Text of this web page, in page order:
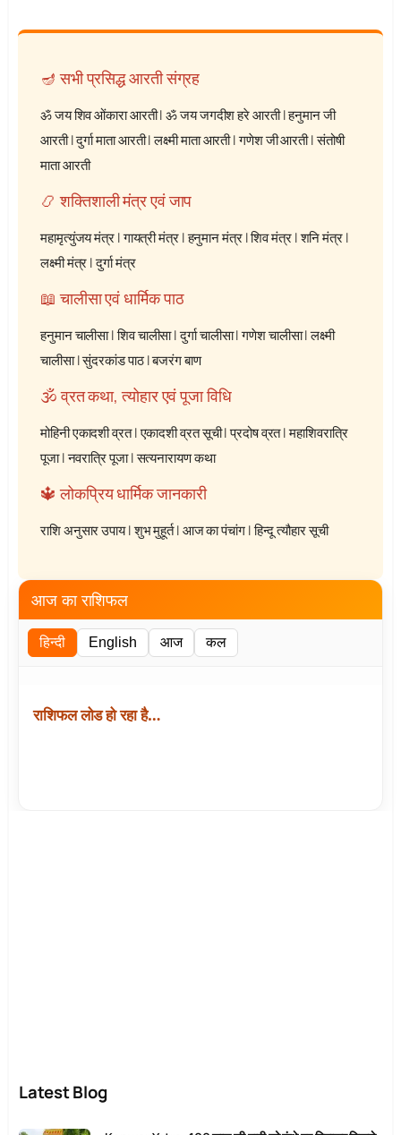
🪔 सभी प्रसिद्ध आरती संग्रह
ॐ जय शिव ओंकारा आरती|ॐ जय जगदीश हरे आरती|हनुमान जी
आरती|दुर्गा माता आरती|लक्ष्मी माता आरती|गणेश जी आरती|संतोषी
माता आरती
📿 शक्तिशाली मंत्र एवं जाप
महामृत्युंजय मंत्र|गायत्री मंत्र|हनुमान मंत्र|शिव मंत्र|शनि मंत्र|
लक्ष्मी मंत्र|दुर्गा मंत्र
📖 चालीसा एवं धार्मिक पाठ
हनुमान चालीसा|शिव चालीसा|दुर्गा चालीसा|गणेश चालीसा|लक्ष्मी
चालीसा|सुंदरकांड पाठ|बजरंग बाण
🕉️ व्रत कथा, त्योहार एवं पूजा विधि
मोहिनी एकादशी व्रत|एकादशी व्रत सूची|प्रदोष व्रत|महाशिवरात्रि
पूजा|नवरात्रि पूजा|सत्यनारायण कथा
🔱 लोकप्रिय धार्मिक जानकारी
राशि अनुसार उपाय|शुभ मुहूर्त|आज का पंचांग|हिन्दू त्यौहार सूची
आज का राशिफल
हिन्दी English आज कल
राशिफल लोड हो रहा है…
Latest Blog